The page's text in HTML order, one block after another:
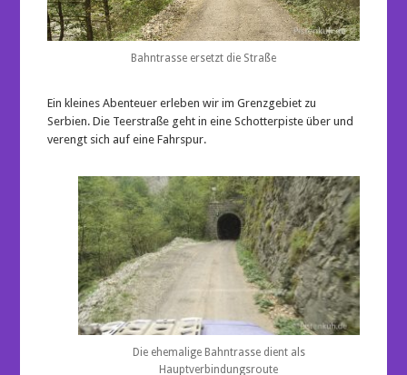
Bahntrasse ersetzt die Straße
Ein kleines Abenteuer erleben wir im Grenzgebiet zu
Serbien. Die Teerstraße geht in eine Schotterpiste über und
verengt sich auf eine Fahrspur.
Die ehemalige Bahntrasse dient als
Hauptverbindungsroute